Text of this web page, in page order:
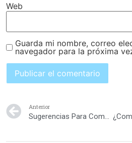
Web
Guarda mi nombre, correo
navegador para la próxima
Anterior